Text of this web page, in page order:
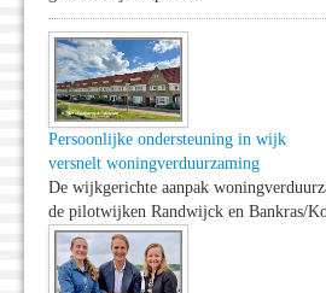
Persoonlijke ondersteuning in wijk
versnelt woningverduurzaming
De wijkgerichte aanpak
de pilotwijken Randwijck en Bankras/